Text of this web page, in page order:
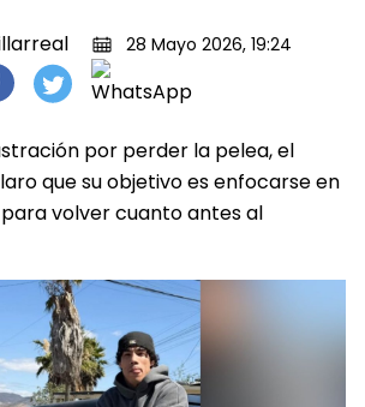
28 Mayo 2026, 19:24
por perder la pelea, el
que su objetivo es enfocarse en
volver cuanto antes al